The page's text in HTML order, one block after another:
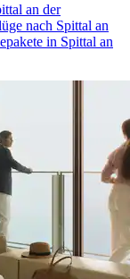
an der
nach Spittal an
in Spittal an